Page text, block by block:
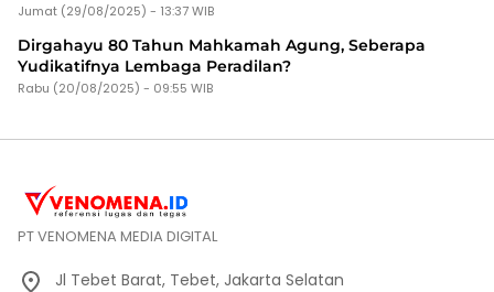
Jumat (29/08/2025) - 13:37 WIB
Dirgahayu 80 Tahun Mahkamah Agung, Seberapa
Yudikatifnya Lembaga Peradilan?
Rabu (20/08/2025) - 09:55 WIB
PT VENOMENA MEDIA DIGITAL
Jl Tebet Barat, Tebet, Jakarta Selatan